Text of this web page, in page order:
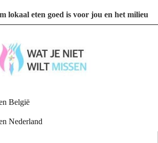
lokaal eten goed is voor jou en het milieu
België
Nederland